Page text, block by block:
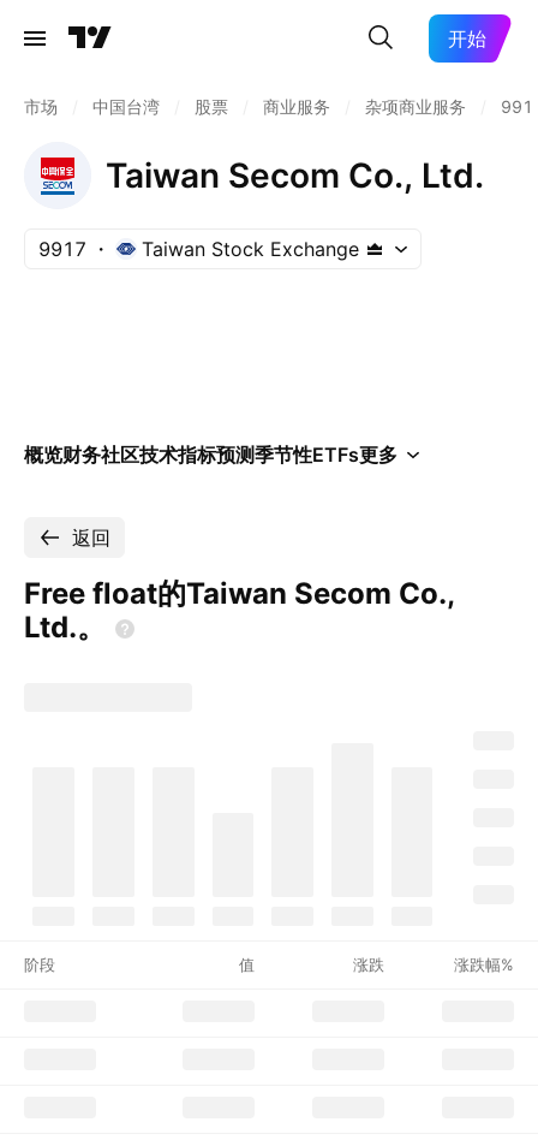
开始
市场 中国台湾 股票 商业服务 杂项商业服务
Taiwan Secom Co., Ltd.
9917 Taiwan Stock Exchange
概览财务社区技术指标预测季节性ETFs更多
返回
Free float的Taiwan Secom Co.,
Ltd.。
阶段 值 涨跌 涨跌幅%